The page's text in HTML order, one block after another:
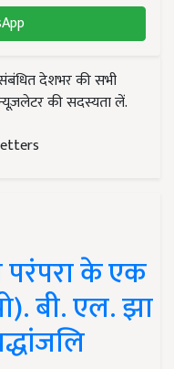
देशभर की सभी
की सदस्यता लें.
परंपरा के एक
बी. एल. झा